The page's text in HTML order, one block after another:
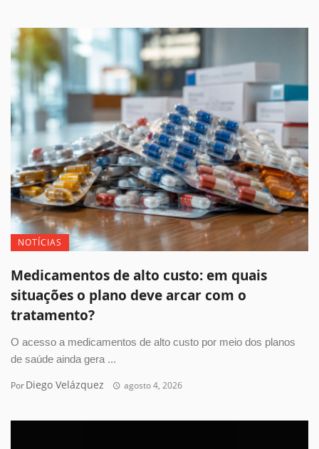
NOTÍCIAS
Medicamentos de alto custo: em quais
situações o plano deve arcar com o
tratamento?
O acesso a medicamentos de alto custo por meio dos planos
de saúde ainda gera ...
PorDiego Velázquez agosto 4, 2026